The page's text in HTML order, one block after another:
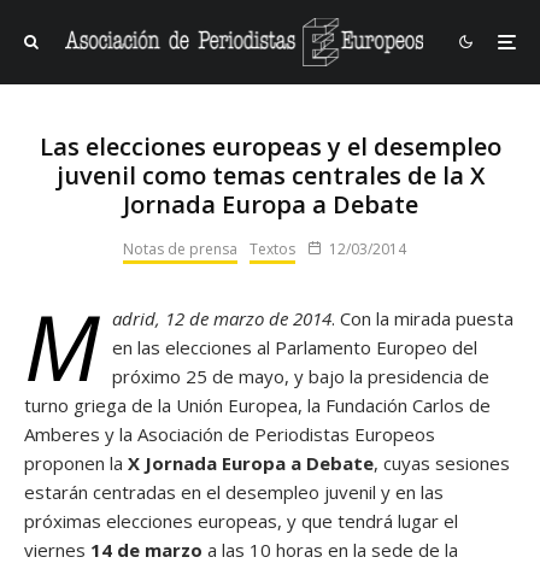
Las elecciones europeas y el desempleo
juvenil como temas centrales de la X
Jornada Europa a Debate
Notas de prensa Textos 12/03/2014
M adrid, 12 de marzo de 2014. Con la mirada puesta
en las elecciones al Parlamento Europeo del
próximo 25 de mayo, y bajo la presidencia de
turno griega de la Unión Europea, la Fundación Carlos de
Amberes y la Asociación de Periodistas Europeos
proponen la X Jornada Europa a Debate, cuyas sesiones
estarán centradas en el desempleo juvenil y en las
próximas elecciones europeas, y que tendrá lugar el
viernes 14 de marzo a las 10 horas en la sede de la